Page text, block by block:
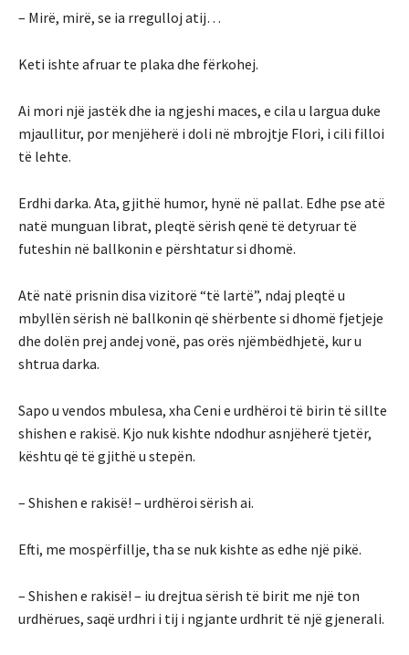
– Mirë, mirë, se ia rregulloj atij…
Keti ishte afruar te plaka dhe fërkohej.
Ai mori një jastëk dhe ia ngjeshi maces, e cila u largua duke
mjaullitur, por menjëherë i doli në mbrojtje Flori, i cili filloi
të lehte.
Erdhi darka. Ata, gjithë humor, hynë në pallat. Edhe pse atë
natë munguan librat, pleqtë sërish qenë të detyruar të
futeshin në ballkonin e përshtatur si dhomë.
Atë natë prisnin disa vizitorë “të lartë”, ndaj pleqtë u
mbyllën sërish në ballkonin që shërbente si dhomë fjetjeje
dhe dolën prej andej vonë, pas orës njëmbëdhjetë, kur u
shtrua darka.
Sapo u vendos mbulesa, xha Ceni e urdhëroi të birin të sillte
shishen e rakisë. Kjo nuk kishte ndodhur asnjëherë tjetër,
kështu që të gjithë u stepën.
– Shishen e rakisë! – urdhëroi sërish ai.
Efti, me mospërfillje, tha se nuk kishte as edhe një pikë.
– Shishen e rakisë! – iu drejtua sërish të birit me një ton
urdhërues, saqë urdhri i tij i ngjante urdhrit të një gjenerali.